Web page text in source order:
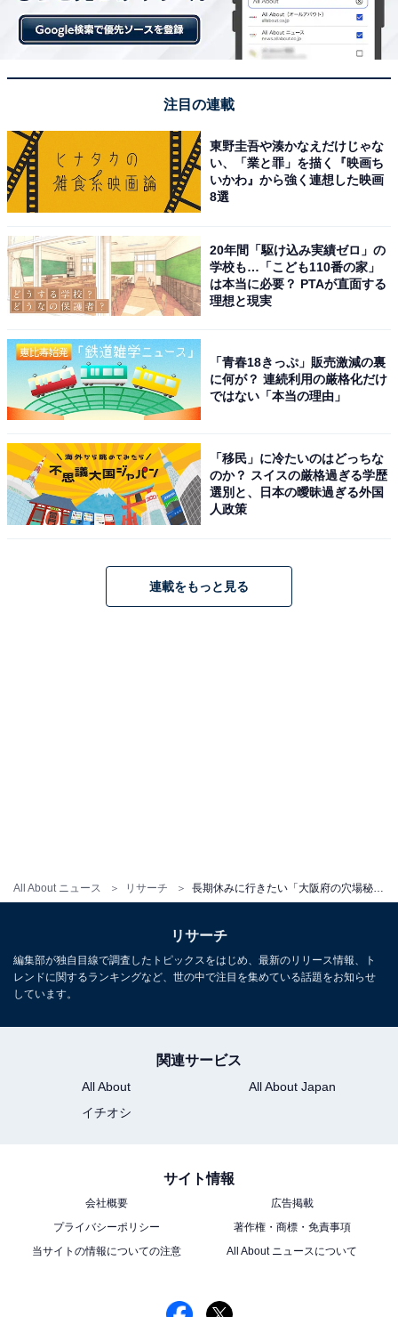
All About ニュース リサーチ
的な1位を獲得しました。
回答者からは「この時期の星のブランコは景色が最高な
り橋からの景色が絶景で、ちょっとした冒険気分が味わ
えそうだなと思ったから」（10代回答しない／神奈川
県）、「ハイキングコースが体力別になっていて選べる
ので良いから。またトイレや自販機なども整備されてい
て便利だから」（30代女性／大阪府）といった声が集ま
りました。
※回答者からのコメントは原文ママです
次ページ 9位までのランキング結果を見る
注目の連載
東野圭吾や湊かなえだけじゃな
い、「業と罪」を描く『映画ち
いかわ』から強く連想した映画
8選
20年間「駆け込み実績ゼロ」の
学校も…「こども110番の家」
は本当に必要？ PTAが直面する
理想と現実
「青春18きっぷ」販売激減の裏
に何が？ 連続利用の厳格化だけ
ではない「本当の理由」
「移民」に冷たいのはどっちな
のか？ スイスの厳格過ぎる学歴
選別と、日本の曖昧過ぎる外国
人政策
連載をもっと見る
リサーチ
編集部が独自目線で調査したトピックスをはじめ、最新のリリース情報、ト
レンドに関するランキングなど、世の中で注目を集めている話題をお知らせ
しています。
関連サービス
All About
All About Japan
イチオシ
サイト情報
会社概要
広告掲載
プライバシーポリシー
著作権・商標・免責事項
当サイトの情報についての注意
All About ニュースについて